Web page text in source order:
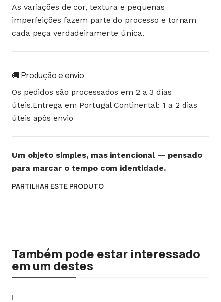
As variações de cor, textura e pequenas
imperfeições fazem parte do processo e tornam
cada peça verdadeiramente única.
🚚 Produção e envio
Os pedidos são processados em 2 a 3 dias
úteis.Entrega em Portugal Continental: 1 a 2 dias
úteis após envio.
Um objeto simples, mas intencional — pensado
para marcar o tempo com identidade.
PARTILHAR ESTE PRODUTO
Também pode estar interessado
em um destes